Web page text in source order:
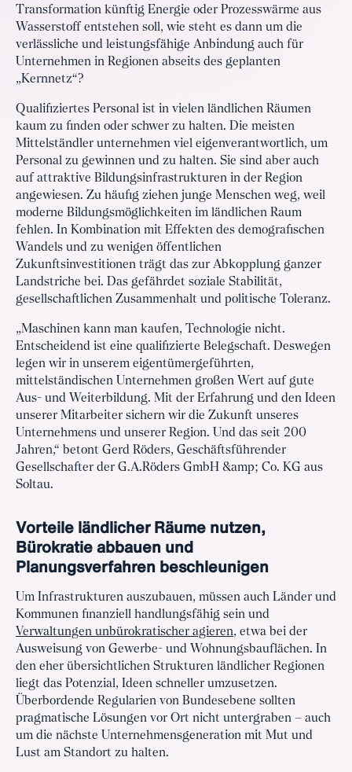
Transformation künftig Energie oder Prozesswärme aus
Wasserstoff entstehen soll, wie steht es dann um die
verlässliche und leistungsfähige Anbindung auch für
Unternehmen in Regionen abseits des geplanten
„Kernnetz“?
Qualifiziertes Personal ist in vielen ländlichen Räumen
kaum zu finden oder schwer zu halten. Die meisten
Mittelständler unternehmen viel eigenverantwortlich, um
Personal zu gewinnen und zu halten. Sie sind aber auch
auf attraktive Bildungsinfrastrukturen in der Region
angewiesen. Zu häufig ziehen junge Menschen weg, weil
moderne Bildungsmöglichkeiten im ländlichen Raum
fehlen. In Kombination mit Effekten des demografischen
Wandels und zu wenigen öffentlichen
Zukunftsinvestitionen trägt das zur Abkopplung ganzer
Landstriche bei. Das gefährdet soziale Stabilität,
gesellschaftlichen Zusammenhalt und politische Toleranz.
„Maschinen kann man kaufen, Technologie nicht.
Entscheidend ist eine qualifizierte Belegschaft. Deswegen
legen wir in unserem eigentümergeführten,
mittelständischen Unternehmen großen Wert auf gute
Aus- und Weiterbildung. Mit der Erfahrung und den Ideen
unserer Mitarbeiter sichern wir die Zukunft unseres
Unternehmens und unserer Region. Und das seit 200
Jahren,“ betont Gerd Röders, Geschäftsführender
Gesellschafter der G.A.Röders GmbH &amp; Co. KG aus
Soltau.
Vorteile ländlicher Räume nutzen,
Bürokratie abbauen und
Planungsverfahren beschleunigen
Um Infrastrukturen auszubauen, müssen auch Länder und
Kommunen finanziell handlungsfähig sein und
Verwaltungen unbürokratischer agieren, etwa bei der
Ausweisung von Gewerbe- und Wohnungsbauflächen. In
den eher übersichtlichen Strukturen ländlicher Regionen
liegt das Potenzial, Ideen schneller umzusetzen.
Überbordende Regularien von Bundesebene sollten
pragmatische Lösungen vor Ort nicht untergraben – auch
um die nächste Unternehmensgeneration mit Mut und
Lust am Standort zu halten.